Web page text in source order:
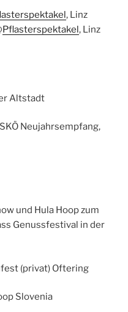
, Linz
Pflasterspektakel, Linz
Altstadt
Neujahrsempfang,
und Hula Hoop zum
Genussfestival in der
(privat) Oftering
Slovenia